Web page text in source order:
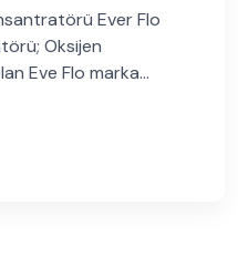
Ever Flo
Oksijen
Eve Flo marka...